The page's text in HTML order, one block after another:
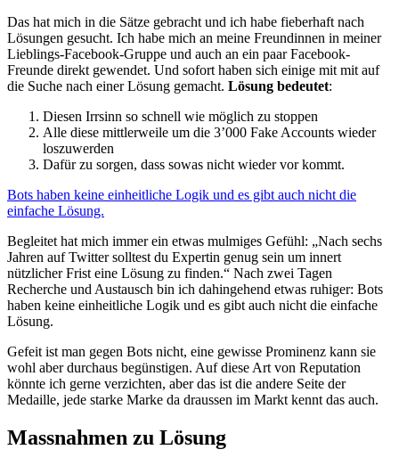
Das hat mich in die Sätze gebracht und ich habe fieberhaft nach
Lösungen gesucht. Ich habe mich an meine Freundinnen in meiner
Lieblings-Facebook-Gruppe und auch an ein paar Facebook-
Freunde direkt gewendet. Und sofort haben sich einige mit mit auf
die Suche nach einer Lösung gemacht. Lösung bedeutet:
Diesen Irrsinn so schnell wie möglich zu stoppen
Alle diese mittlerweile um die 3’000 Fake Accounts wieder
loszuwerden
Dafür zu sorgen, dass sowas nicht wieder vor kommt.
Bots haben keine einheitliche Logik und es gibt auch nicht die
einfache Lösung.
Begleitet hat mich immer ein etwas mulmiges Gefühl: „Nach sechs
Jahren auf Twitter solltest du Expertin genug sein um innert
nützlicher Frist eine Lösung zu finden.“ Nach zwei Tagen
Recherche und Austausch bin ich dahingehend etwas ruhiger: Bots
haben keine einheitliche Logik und es gibt auch nicht die einfache
Lösung.
Gefeit ist man gegen Bots nicht, eine gewisse Prominenz kann sie
wohl aber durchaus begünstigen. Auf diese Art von Reputation
könnte ich gerne verzichten, aber das ist die andere Seite der
Medaille, jede starke Marke da draussen im Markt kennt das auch.
Massnahmen zu Lösung